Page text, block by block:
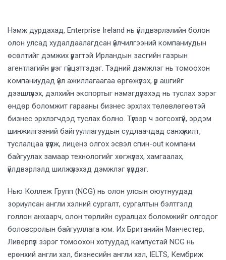
Нэмж дурдахад, Enterprise Ireland нь үйлдвэрлэлийн болон
олон улсад худалдаалагдсан үйлчилгээний компаниудын
өсөлтийг дэмжих үүрэгтэй Ирландын засгийн газрын
агентлагийн үүрэг гүйцэтгэдэг. Тэдний дэмжлэг нь томоохон
компаниудад үйл ажиллагаагаа өргөжүүлэх, үр ашгийг
дээшлүүлэх, дэлхийн экспортыг нэмэгдүүлэхэд нь туслах зэрэг
өндөр боломжит гарааны бизнес эрхлэх төлөвлөгөөтэй
бизнес эрхлэгчдэд туслах болно. Түүгээр ч зогсохгүй, эрдэм
шинжилгээний байгууллагуудын судлаачдад санхүүжилт,
туслалцаа үзүүлж, лиценз олгох эсвэл спин-out компани
байгуулах замаар технологийг хөгжүүлэх, хамгаалах,
үйлдвэрлэлд шилжүүлэхэд дэмжлэг үзүүлдэг.
Нью Коллеж Групп (NCG) нь олон улсын оюутнуудад
зориулсан англи хэлний сургалт, сургалтын бэлтгэлд
голлон анхаарч, олон төрлийн суралцах боломжийг олгодог
боловсролын байгууллага юм. Их Британийн Манчестер,
Ливерпүүл зэрэг томоохон хотуудад кампустай NCG нь
ерөнхий англи хэл, бизнесийн англи хэл, IELTS, Кембриж